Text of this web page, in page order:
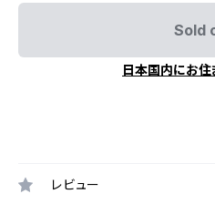
Sold
日本国内にお
レビュー